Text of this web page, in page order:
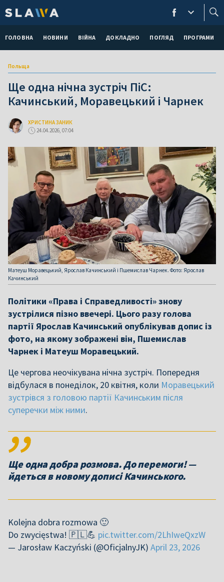
ГОЛОВНА НОВИНИ ВІЙНА ДОКЛАДНО ПОГЛЯД ПРОГРАМИ
Польща
Ще одна нічна зустріч ПіС:
Качинський, Моравецький і Чарнек
ХРИСТИНА ЗАНИК
24.04.2026, 07:04
Матеуш Моравецький, Ярослав Качинський і Пшемислав Чарнек. Фото: Ярослав
Качинський
Політики «Права і Справедливості» знову
зустрілися пізно ввечері. Цього разу голова
партії Ярослав Качинський опублікував допис із
фото, на якому зображені він, Пшемислав
Чарнек і Матеуш Моравецький.
Це чергова неочікувана нічна зустріч. Попередня
відбулася в понеділок, 20 квітня, коли Моравецький
зустрівся з головою партії Качинським після
суперечки між ними.
Ще одна добра розмова. До перемоги! —
йдеться в новому дописі Качинського.
Kolejna dobra rozmowa 🙂
Do zwycięstwa! 🇵🇱💪 pic.twitter.com/2LhIweQxzW
— Jarosław Kaczyński (@OficjalnyJK) April 23, 2026